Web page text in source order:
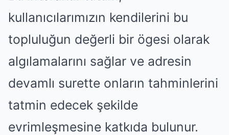
kullanıcılarımızın kendilerini bu
topluluğun değerli bir ögesi olarak
algılamalarını sağlar ve adresin
devamlı surette onların tahminlerini
tatmin edecek şekilde
evrimleşmesine katkıda bulunur.